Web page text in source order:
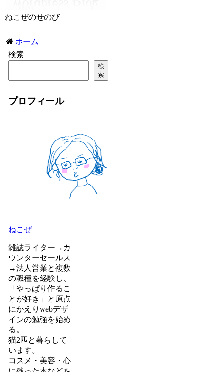
ねこぜのせのび
ホーム
検索
検
索
プロフィール
ねこぜ
雑誌ライター→カ
ウンターセールス
→法人営業と複数
の職種を経験し、
「やっぱり作るこ
とが好き」と原点
にかえりwebデザ
インの勉強を始め
る。
猫2匹と暮らして
います。
コスメ・美容・心